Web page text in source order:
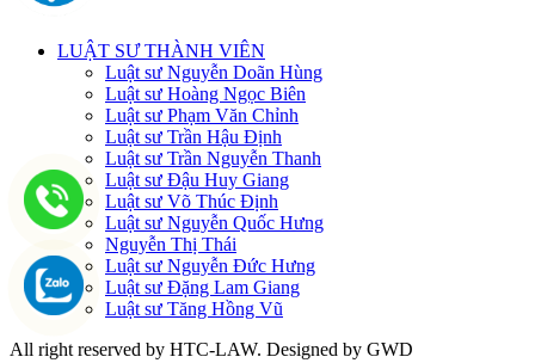
LUẬT SƯ THÀNH VIÊN
Luật sư Nguyễn Doãn Hùng
Luật sư Hoàng Ngọc Biên
Luật sư Phạm Văn Chỉnh
Luật sư Trần Hậu Định
Luật sư Trần Nguyễn Thanh
Luật sư Đậu Huy Giang
Luật sư Võ Thúc Định
Luật sư Nguyễn Quốc Hưng
Nguyễn Thị Thái
Luật sư Nguyễn Đức Hưng
Luật sư Đặng Lam Giang
Luật sư Tăng Hồng Vũ
All right reserved by HTC-LAW. Designed by GWD